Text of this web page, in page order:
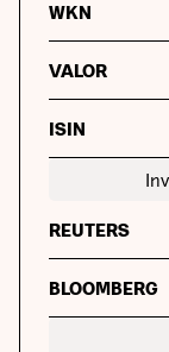
WKN
VALOR
ISIN
REUTERS
BLOOMBERG